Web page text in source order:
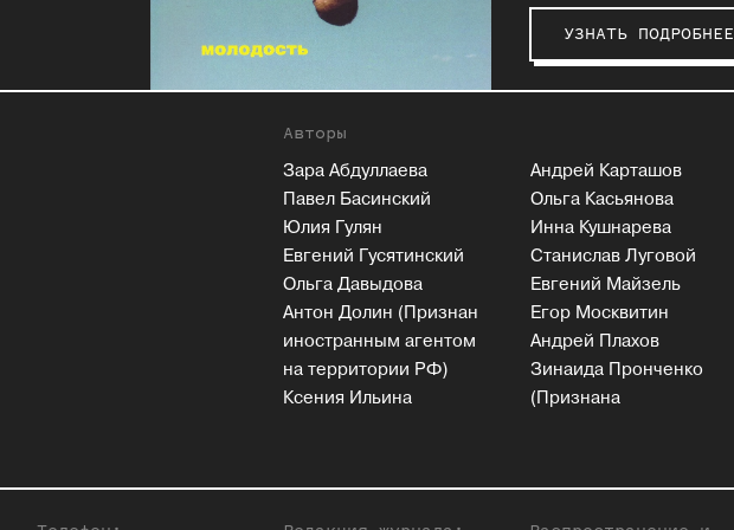
УЗНАТЬ ПОДРОБНЕЕ
Авторы
Зара Абдуллаева
Павел Басинский
Юлия Гулян
Евгений Гусятинский
Ольга Давыдова
Антон Долин (Признан
иностранным агентом
на территории РФ)
Ксения Ильина
Андрей Карташов
Ольга Касьянова
Инна Кушнарева
Станислав Луговой
Евгений Майзель
Егор Москвитин
Андрей Плахов
Зинаида Пронченко
(Признана